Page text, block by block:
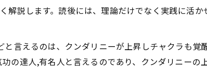
解説します。読後には、理論だけでなく実践に活
言えるのは、クンダリニーが上昇しチャクラも覚
の達人,有名人と言えるのであり、クンダリニー